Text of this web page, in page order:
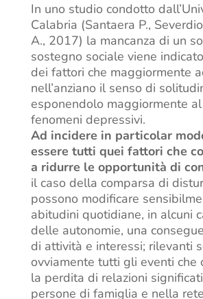
In uno studio condotto
Calabria (Santaera P.,
A., 2017) la mancanza di un
sostegno sociale viene
dei fattori che maggiormente
nell’anziano il senso di
esponendolo maggiormente
fenomeni depressivi.
Ad incidere in particolar
essere tutti quei fattori che
a ridurre le opportunità di
il caso della comparsa di
possono modificare
abitudini quotidiane, in alcuni
delle autonomie, una
di attività e interessi; rilevanti
ovviamente tutti gli eventi che
la perdita di relazioni
persone di famiglia e nella